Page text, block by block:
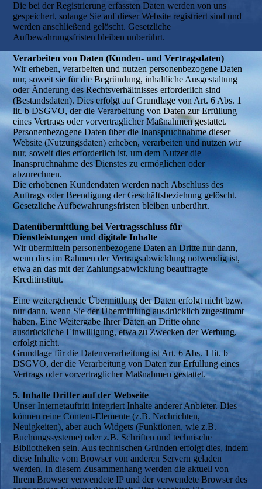
Die bei der Registrierung erfassten Daten werden von uns
gespeichert, solange Sie auf dieser Website registriert sind und
werden anschließend gelöscht. Gesetzliche
Aufbewahrungsfristen bleiben unberührt.
Verarbeiten von Daten (Kunden- und Vertragsdaten)
Wir erheben, verarbeiten und nutzen personenbezogene Daten
nur, soweit sie für die Begründung, inhaltliche Ausgestaltung
oder Änderung des Rechtsverhältnisses erforderlich sind
(Bestandsdaten). Dies erfolgt auf Grundlage von Art. 6 Abs. 1
lit. b DSGVO, der die Verarbeitung von Daten zur Erfüllung
eines Vertrags oder vorvertraglicher Maßnahmen gestattet.
Personenbezogene Daten über die Inanspruchnahme dieser
Website (Nutzungsdaten) erheben, verarbeiten und nutzen wir
nur, soweit dies erforderlich ist, um dem Nutzer die
Inanspruchnahme des Dienstes zu ermöglichen oder
abzurechnen.
Die erhobenen Kundendaten werden nach Abschluss des
Auftrags oder Beendigung der Geschäftsbeziehung gelöscht.
Gesetzliche Aufbewahrungsfristen bleiben unberührt.
Datenübermittlung bei Vertragsschluss für
Dienstleistungen und digitale Inhalte
Wir übermitteln personenbezogene Daten an Dritte nur dann,
wenn dies im Rahmen der Vertragsabwicklung notwendig ist,
etwa an das mit der Zahlungsabwicklung beauftragte
Kreditinstitut.
Eine weitergehende Übermittlung der Daten erfolgt nicht bzw.
nur dann, wenn Sie der Übermittlung ausdrücklich zugestimmt
haben. Eine Weitergabe Ihrer Daten an Dritte ohne
ausdrückliche Einwilligung, etwa zu Zwecken der Werbung,
erfolgt nicht.
Grundlage für die Datenverarbeitung ist Art. 6 Abs. 1 lit. b
DSGVO, der die Verarbeitung von Daten zur Erfüllung eines
Vertrags oder vorvertraglicher Maßnahmen gestattet.
5. Inhalte Dritter auf der Webseite
Unser Internetauftritt integriert Inhalte anderer Anbieter. Dies
können reine Content-Elemente (z.B. Nachrichten,
Neuigkeiten), aber auch Widgets (Funktionen, wie z.B.
Buchungssysteme) oder z.B. Schriften und technische
Bibliotheken sein. Aus technischen Gründen erfolgt dies, indem
diese Inhalte vom Browser von anderen Servern geladen
werden. In diesem Zusammenhang werden die aktuell von
Ihrem Browser verwendete IP und der verwendete Browser des